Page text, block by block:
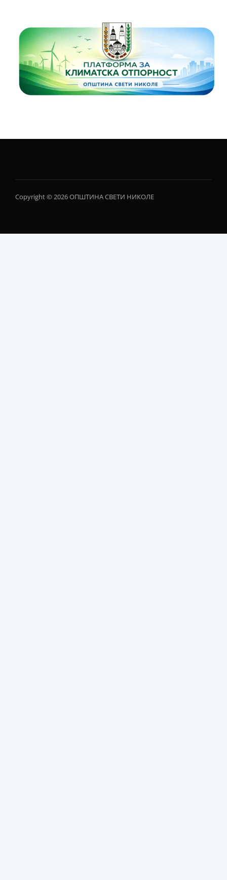
Copyright © 2026 ОПШТИНА СВЕТИ НИКОЛЕ